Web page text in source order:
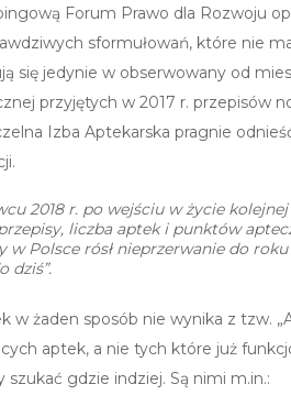
Forum Prawo dla Rozwoju
sformułowań, które nie
się jedynie w obserwowany od
przyjętych w 2017 r. przepisów
Izba Aptekarska pragnie
2018 r. po wejściu w życie
liczba aptek i punktów
Polsce rósł nieprzerwanie do roku
dziś”.
w żaden sposób nie wynika z tzw.
aptek, a nie tych które już
gdzie indziej. Są nimi m.in.: